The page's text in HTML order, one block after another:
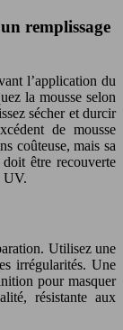
remplissage
l’application du
la mousse selon
sécher et durcir
de mousse
coûteuse, mais sa
être recouverte
UV.
Utilisez une
irrégularités. Une
pour masquer
résistante aux